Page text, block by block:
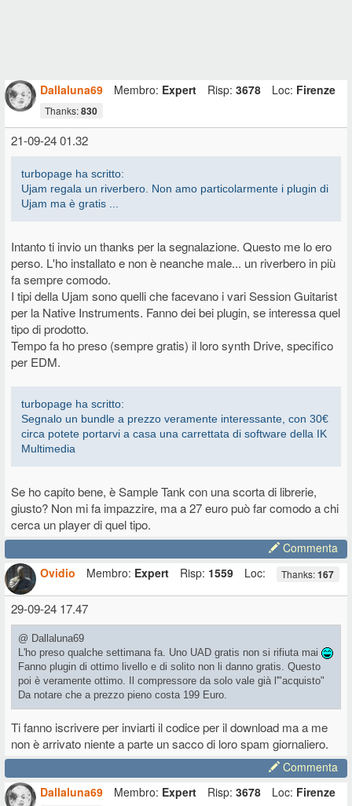
Dallaluna69 Membro: Expert Risp: 3678 Loc: Firenze
Thanks:830
21-09-24 01.32
turbopage ha scritto:
Ujam regala un riverbero. Non amo particolarmente i plugin di
Ujam ma è gratis ...
Intanto ti invio un thanks per la segnalazione. Questo me lo ero
perso. L'ho installato e non è neanche male... un riverbero in più
fa sempre comodo.
I tipi della Ujam sono quelli che facevano i vari Session Guitarist
per la Native Instruments. Fanno dei bei plugin, se interessa quel
tipo di prodotto.
Tempo fa ho preso (sempre gratis) il loro synth Drive, specifico
per EDM.
turbopage ha scritto:
Segnalo un bundle a prezzo veramente interessante, con 30€
circa potete portarvi a casa una carrettata di software della IK
Multimedia
Se ho capito bene, è Sample Tank con una scorta di librerie,
giusto? Non mi fa impazzire, ma a 27 euro può far comodo a chi
cerca un player di quel tipo.
Commenta
Ovidio
Membro: Expert Risp: 1559 Loc: Thanks:167
29-09-24 17.47
@ Dallaluna69
L'ho preso qualche settimana fa. Uno UAD gratis non si rifiuta mai
Fanno plugin di ottimo livello e di solito non li danno gratis. Questo
poi è veramente ottimo. Il compressore da solo vale già l'"acquisto"
Da notare che a prezzo pieno costa 199 Euro.
Ti fanno iscrivere per inviarti il codice per il download ma a me
non è arrivato niente a parte un sacco di loro spam giornaliero.
Commenta
Dallaluna69
Membro: Expert Risp: 3678 Loc: Firenze